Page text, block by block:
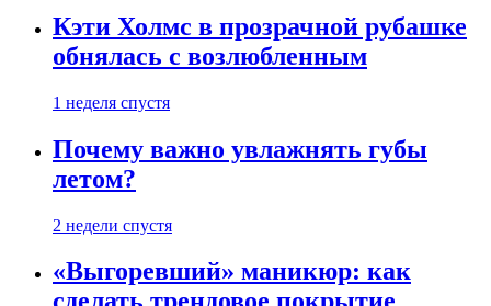
Кэти Холмс в прозрачной рубашке
обнялась с возлюбленным
1 неделя спустя
Почему важно увлажнять губы
летом?
2 недели спустя
«Выгоревший» маникюр: как